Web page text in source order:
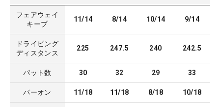
フェアウェイ
キープ
11/14 8/14 10/14 9/14
ドライビング
ディスタンス
225 247.5 240 242.5
パット数 30 32 29 33
パーオン 11/18 11/18 8/18 10/18